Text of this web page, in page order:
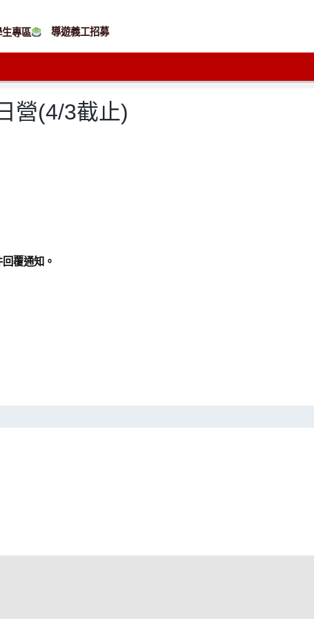
生專區 導遊義工招募
營(4/3截止)
覆通知。